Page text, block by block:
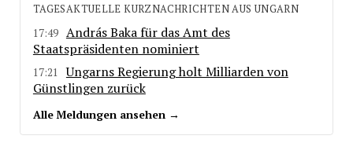
TAGESAKTUELLE KURZNACHRICHTEN AUS UNGARN
17:49 András Baka für das Amt des
Staatspräsidenten nominiert
17:21
Ungarns Regierung holt Milliarden von
Günstlingen zurück
Alle Meldungen ansehen →